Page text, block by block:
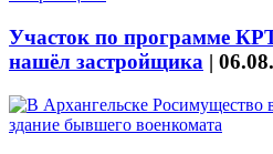
Участок по программе
нашёл застройщика |